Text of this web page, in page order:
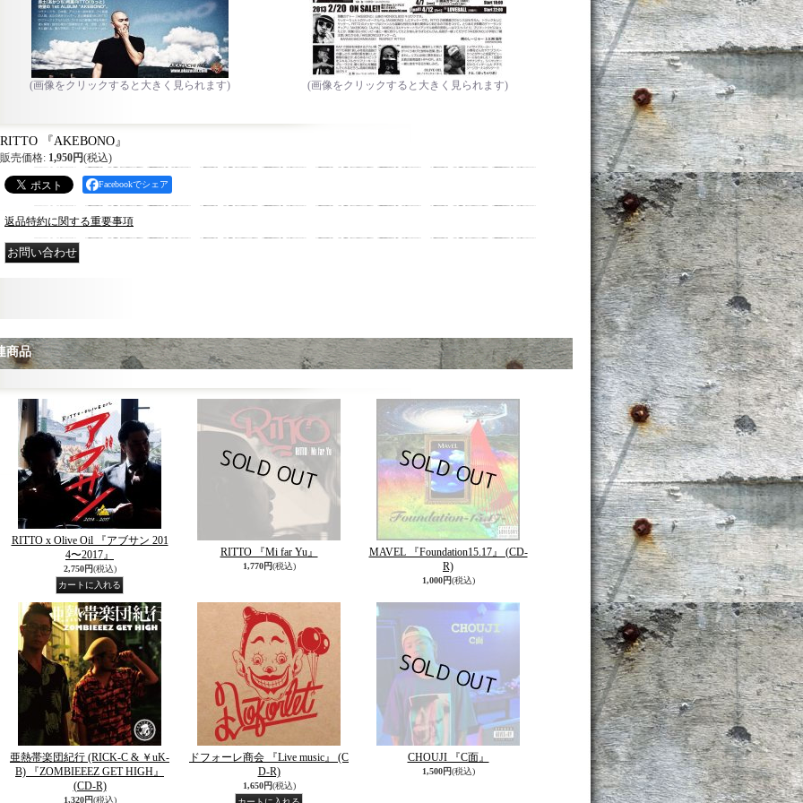
(画像をクリックすると大きく見られます) (画像をクリックすると大きく見られます)
RITTO 『AKEBONO』
販売価格: 1,950円(税込)
Facebookでシェア
返品特約に関する重要事項
商品
RITTO x Olive Oil 『アブサン 201
4〜2017』
2,750円(税込)
RITTO 『Mi far Yu』
1,770円(税込)
MAVEL 『Foundation15.17』 (CD-
R)
1,000円(税込)
亜熱帯楽団紀行 (RICK-C & ￥uK-
B) 『ZOMBIEEEZ GET HIGH』
(CD-R)
1,320円(税込)
ドフォーレ商会 『Live music』 (C
D-R)
1,650円(税込)
CHOUJI 『C面』
1,500円(税込)